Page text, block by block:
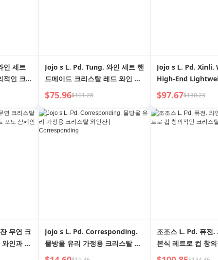
인 세트
적인 크
Jojo s L. Pd. Tung. 와인 세트 핸
드메이드 크리스탈 레드 와인 잔
디저트 와인 잔 금강 비즈 |
Yutong
$75.96$101.28
Jojo s L. Pd. Xinli.
High-End
Modern Style a
Set Art | Xinli
$97.67$130.23
무연 크
인과 화
Jojo s L. Pd. Corresponding.
물방울 유리 가정용 크리스탈 와
인잔 | Corresponding
조조스 L. Pd. 퓨전.
본식 레트로 컵 창
탈 잔 | 시 롱